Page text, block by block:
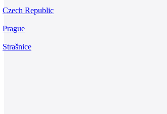
Czech Republic
Prague
Strašnice